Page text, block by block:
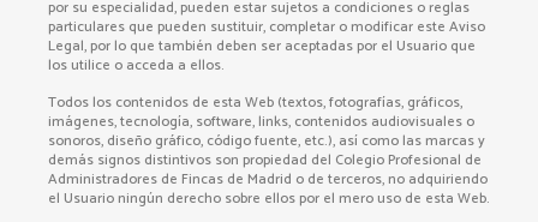
por su especialidad, pueden estar sujetos a condiciones o reglas
particulares que pueden sustituir, completar o modificar este Aviso
Legal, por lo que también deben ser aceptadas por el Usuario que
los utilice o acceda a ellos.
Todos los contenidos de esta Web (textos, fotografías, gráficos,
imágenes, tecnología, software, links, contenidos audiovisuales o
sonoros, diseño gráfico, código fuente, etc.), así como las marcas y
demás signos distintivos son propiedad del Colegio Profesional de
Administradores de Fincas de Madrid o de terceros, no adquiriendo
el Usuario ningún derecho sobre ellos por el mero uso de esta Web.